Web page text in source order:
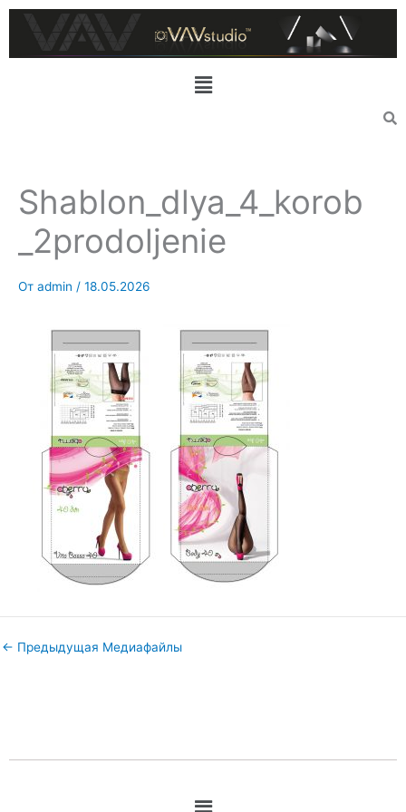
Перейти
содержимому
Меню
Shablon_dlya_4_korob
_2prodoljenie
От admin / 18.05.2026
← Предыдущая Медиафайлы
Меню